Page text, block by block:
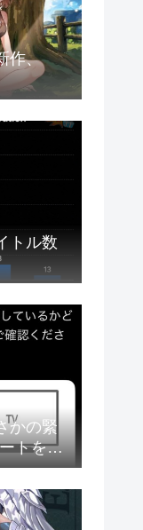
作、
トル数
かの緊
トを徹